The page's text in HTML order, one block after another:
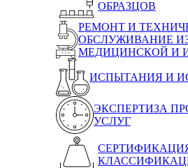
ОБРАЗЦОВ
РЕМОНТ И
ОБСЛУЖИВАНИЕ
МЕДИЦИНСКОЙ И
ИСПЫТАНИЯ И
ЭКСПЕРТИЗА
УСЛУГ